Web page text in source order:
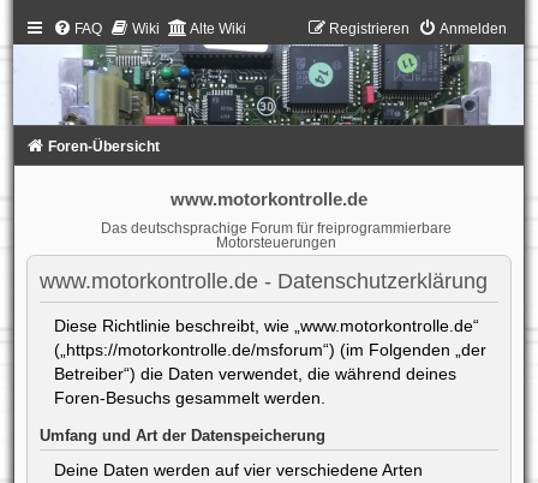
FAQ Wiki Alte Wiki Anmelden
Registrieren
Foren-Übersicht
www.motorkontrolle.de
Das deutschsprachige Forum für freiprogrammierbare
Motorsteuerungen
www.motorkontrolle.de - Datenschutzerklärung
Diese Richtlinie beschreibt, wie „www.motorkontrolle.de“
(„https://motorkontrolle.de/msforum“) (im Folgenden „der
Betreiber“) die Daten verwendet, die während deines
Foren-Besuchs gesammelt werden.
Umfang und Art der Datenspeicherung
Deine Daten werden auf vier verschiedene Arten